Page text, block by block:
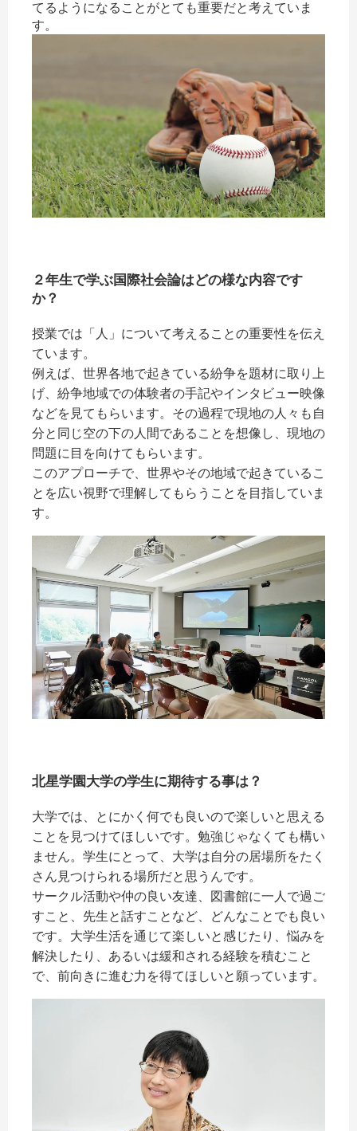
てるようになることがとても重要だと考えていま
す。
２年生で学ぶ国際社会論はどの様な内容です
か？
授業では「人」について考えることの重要性を伝え
ています。
例えば、世界各地で起きている紛争を題材に取り上
げ、紛争地域での体験者の手記やインタビュー映像
などを見てもらいます。その過程で現地の人々も自
分と同じ空の下の人間であることを想像し、現地の
問題に目を向けてもらいます。
このアプローチで、世界やその地域で起きているこ
とを広い視野で理解してもらうことを目指していま
す。
北星学園大学の学生に期待する事は？
大学では、とにかく何でも良いので楽しいと思える
ことを見つけてほしいです。勉強じゃなくても構い
ません。学生にとって、大学は自分の居場所をたく
さん見つけられる場所だと思うんです。
サークル活動や仲の良い友達、図書館に一人で過ご
すこと、先生と話すことなど、どんなことでも良い
です。大学生活を通じて楽しいと感じたり、悩みを
解決したり、あるいは緩和される経験を積むこと
で、前向きに進む力を得てほしいと願っています。